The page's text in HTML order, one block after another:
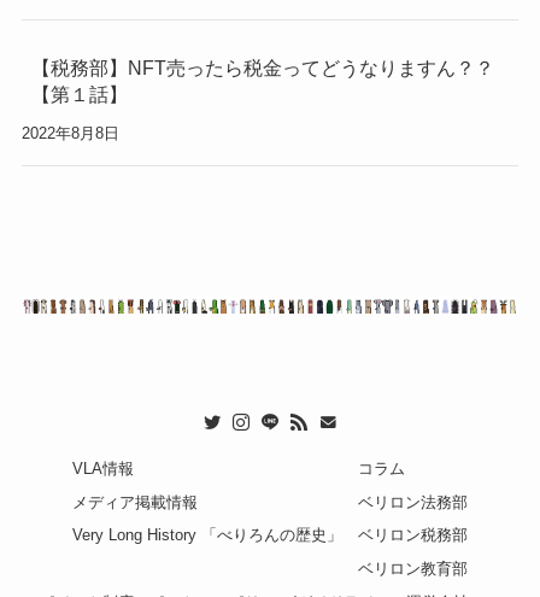
【税務部】NFT売ったら税金ってどうなりますん？？
【第１話】
2022年8月8日
VLA情報
メディア掲載情報
Very Long History 「べりろんの歴史」
コラム
ベリロン法務部
ベリロン税務部
ベリロン教育部